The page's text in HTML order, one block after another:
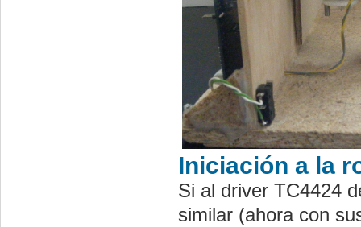
Iniciación a la
Si al driver TC4424
similar (ahora con